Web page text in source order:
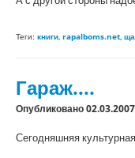
Теги: книги, rapalboms.net,
Гараж....
Опубликовано 02.03.2007
Сегодняшняя